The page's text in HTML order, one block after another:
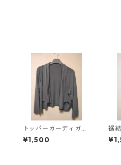
トッパーカーディガ
ン ４Ｌ グレー K
AE-4814
¥1,500
裾
ラ
リ